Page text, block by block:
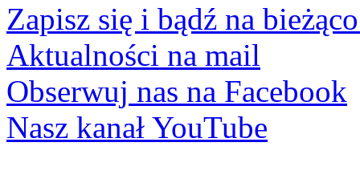
Zapisz się i bądź na
Aktualności na mail
Obserwuj nas na Facebook
Nasz kanał YouTube